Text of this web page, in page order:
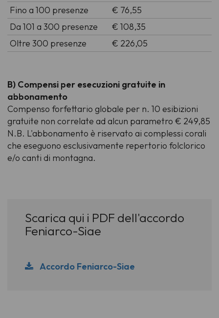
Fino a 100 presenze
€ 76,55
Da 101 a 300 presenze
€ 108,35
Oltre 300 presenze
€ 226,05
B) Compensi per esecuzioni gratuite in
abbonamento
Compenso forfettario globale per n. 10 esibizioni
gratuite non correlate ad alcun parametro € 249,85
N.B. L'abbonamento è riservato ai complessi corali
che eseguono esclusivamente repertorio folclorico
e/o canti di montagna.
Scarica qui i PDF dell'accordo
Feniarco-Siae
Accordo Feniarco-Siae